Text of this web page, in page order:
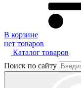
В корзине
нет товаров
Каталог товаров
Поиск по сайту